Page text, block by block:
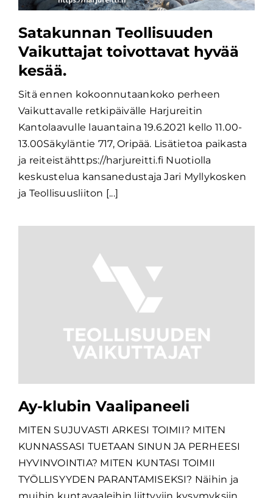
Satakunnan Teollisuuden
Vaikuttajat toivottavat hyvää
kesää.
Sitä ennen kokoonnutaankoko perheen
Vaikuttavalle retkipäivälle Harjureitin
Kantolaavulle lauantaina 19.6.2021 kello 11.00-
13.00Säkyläntie 717, Oripää. Lisätietoa paikasta
ja reiteistähttps://harjureitti.fi Nuotiolla
keskustelua kansanedustaja Jari Myllykosken
ja Teollisuusliiton [...]
Ay-klubin Vaalipaneeli
MITEN SUJUVASTI ARKESI TOIMII? MITEN
KUNNASSASI TUETAAN SINUN JA PERHEESI
HYVINVOINTIA? MITEN KUNTASI TOIMII
TYÖLLISYYDEN PARANTAMISEKSI? Näihin ja